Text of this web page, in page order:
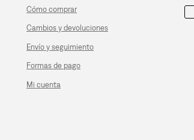
Cómo comprar
Cambios y devoluciones
Envío y seguimiento
Formas de pago
Mi cuenta